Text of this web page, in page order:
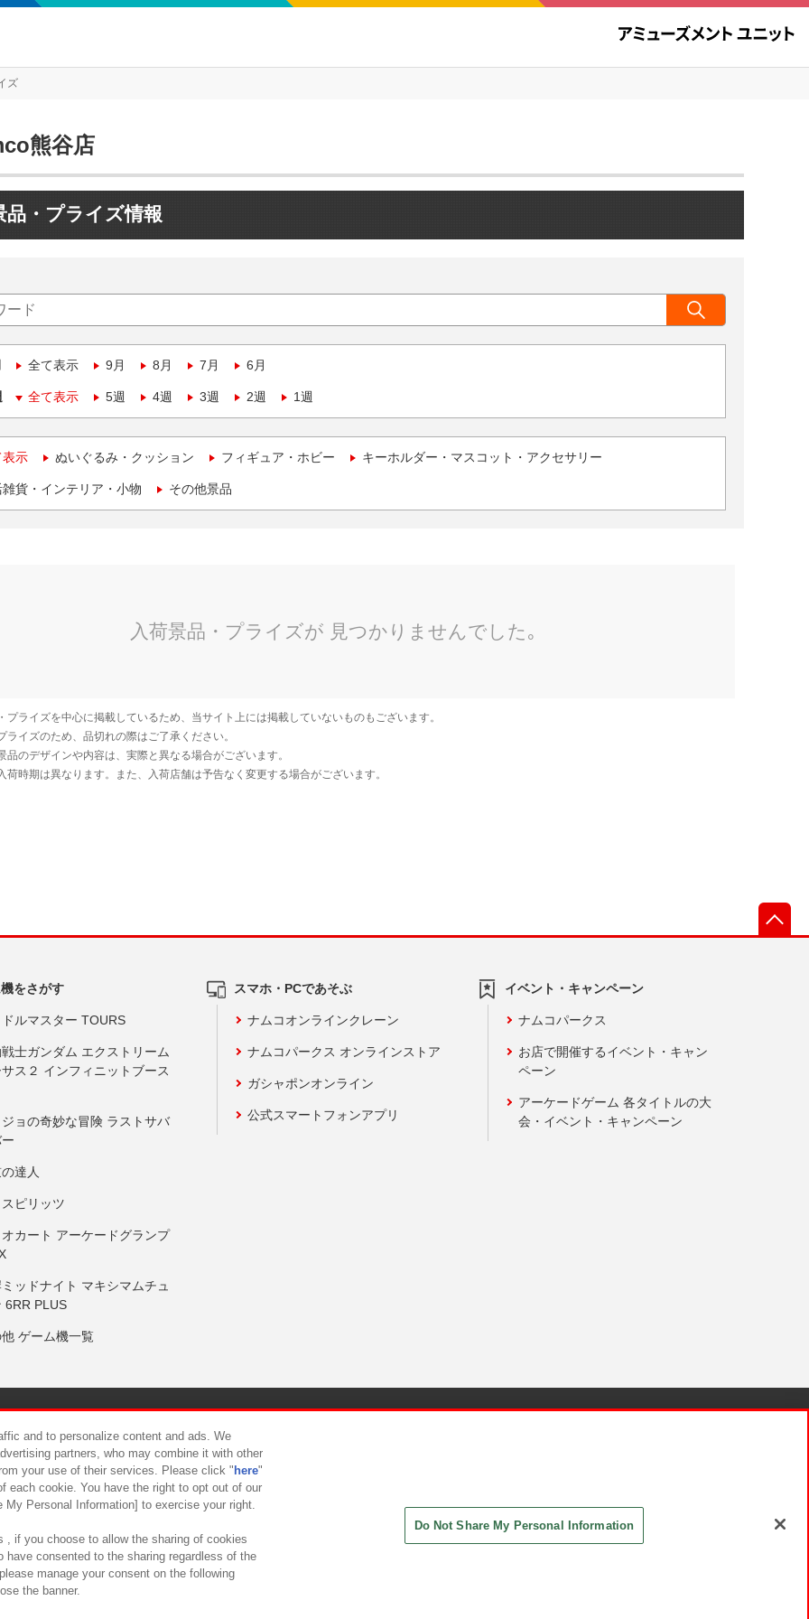
ズ
熊谷店
品・プライズ情報
全て表示 9月 8月 7月 6月
全て表示 5週 4週 3週 2週 1週
表示 ぬいぐるみ・クッション フィギュア・ホビー キーホルダー・マスコット・アクセサリー
貨・インテリア・小物 その他景品
をさがす
ルマスター TOURS
士ガンダム エクストリーム
ス２ インフィニットブース
ョの奇妙な冒険 ラストサバ
達人
ピリッツ
カート アーケードグランプ
ッドナイト マキシマムチュ
6RR PLUS
ゲーム機一覧
スマホ・PCであそぶ
ナムコオンラインクレーン
ナムコパークス オンラインストア
ガシャポンオンライン
公式スマートフォンアプリ
イベント・キャンペーン
ナムコパークス
お店で開催するイベント・キャン
ペーン
アーケードゲーム 各タイトルの大
会・イベント・キャンペーン
について カスタマーハラスメント対応方針
and to personalize content and ads. We
partners, who may combine it with other
your use of their services. Please click " here"
each cookie. You have the right to opt out of our
Personal Information] to exercise your right.
, if you choose to allow the sharing of cookies
have consented to the sharing regardless of the
manage your consent on the following
the banner.
Do Not Share My Personal Information